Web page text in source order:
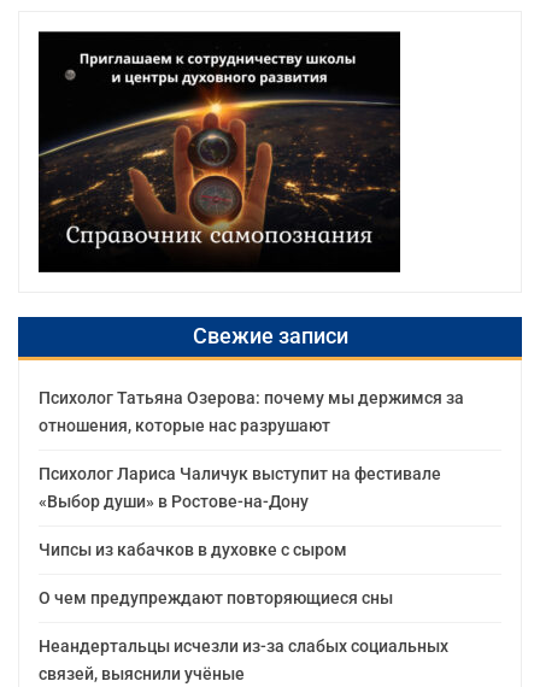
Свежие записи
Психолог Татьяна Озерова: почему мы держимся за
отношения, которые нас разрушают
Психолог Лариса Чаличук выступит на фестивале
«Выбор души» в Ростове-на-Дону
Чипсы из кабачков в духовке с сыром
О чем предупреждают повторяющиеся сны
Неандертальцы исчезли из-за слабых социальных
связей, выяснили учёные